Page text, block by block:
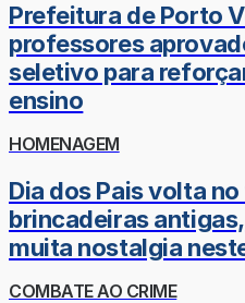
Prefeitura de Porto
professores
seletivo para
ensino
HOMENAGEM
Dia dos Pais volta
brincadeiras
muita nostalgia
COMBATE AO CRIME